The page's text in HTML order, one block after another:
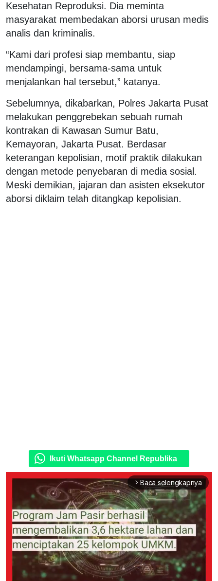
Kesehatan Reproduksi. Dia meminta
masyarakat membedakan aborsi urusan medis
analis dan kriminalis.
“Kami dari profesi siap membantu, siap
mendampingi, bersama-sama untuk
menjalankan hal tersebut,” katanya.
Sebelumnya, dikabarkan, Polres Jakarta Pusat
melakukan penggrebekan sebuah rumah
kontrakan di Kawasan Sumur Batu,
Kemayoran, Jakarta Pusat. Berdasar
keterangan kepolisian, motif praktik dilakukan
dengan metode penyebaran di media sosial.
Meski demikian, jajaran dan asisten eksekutor
aborsi diklaim telah ditangkap kepolisian.
Ikuti Whatsapp Channel Republika
arrow_forward_ios Baca selengkapnya